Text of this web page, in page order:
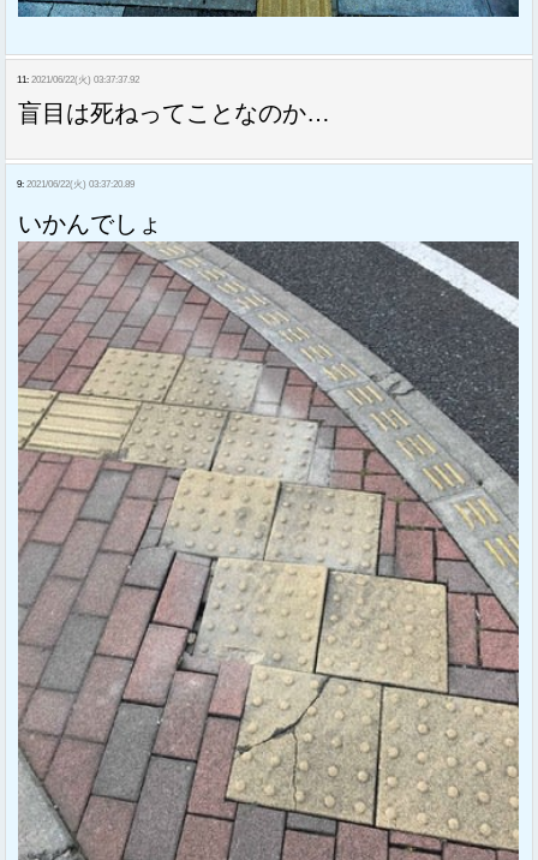
11: 2021/06/22(火) 03:37:37.92
盲目は死ねってことなのか…
9: 2021/06/22(火) 03:37:20.89
いかんでしょ